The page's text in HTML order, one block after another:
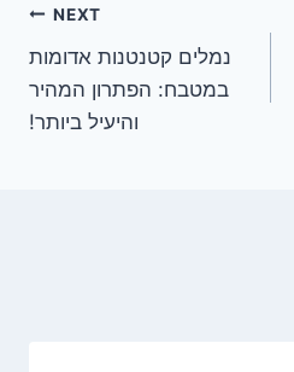
NEXT
נמלים קטנטנות אדומות
במטבח: הפתרון המהיר
והיעיל ביותר!